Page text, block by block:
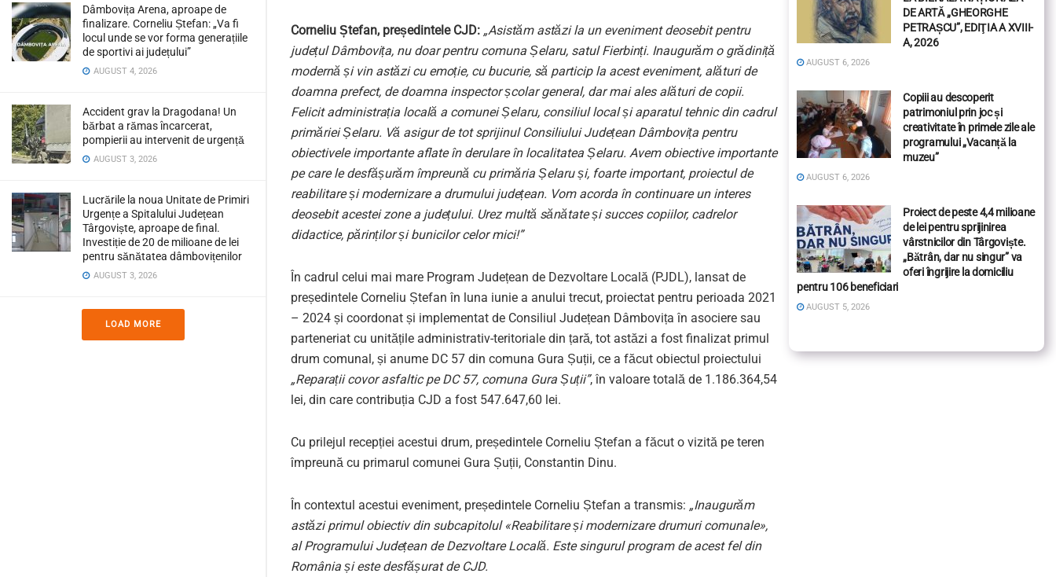
Dâmbovița Arena, aproape de
finalizare. Corneliu Ștefan: „Va fi
locul unde se vor forma generațiile
de sportivi ai județului”
AUGUST 4, 2026
Accident grav la Dragodana! Un
bărbat a rămas încarcerat,
pompierii au intervenit de urgență
AUGUST 3, 2026
Lucrările la noua Unitate de Primiri
Urgențe a Spitalului Județean
Târgoviște, aproape de final.
Investiție de 20 de milioane de lei
pentru sănătatea dâmbovițenilor
AUGUST 3, 2026
LOAD MORE
Corneliu Ștefan, președintele CJD: „Asistăm astăzi la un eveniment deosebit pentru
județul Dâmbovița, nu doar pentru comuna Șelaru, satul Fierbinți. Inaugurăm o grădiniță
modernă și vin astăzi cu emoție, cu bucurie, să particip la acest eveniment, alături de
doamna prefect, de doamna inspector școlar general, dar mai ales alături de copii.
Felicit administrația locală a comunei Șelaru, consiliul local și aparatul tehnic din cadrul
primăriei Șelaru. Vă asigur de tot sprijinul Consiliului Județean Dâmbovița pentru
obiectivele importante aflate în derulare în localitatea Șelaru. Avem obiective importante
pe care le desfășurăm împreună cu primăria Șelaru și, foarte important, proiectul de
reabilitare și modernizare a drumului județean. Vom acorda în continuare un interes
deosebit acestei zone a județului. Urez multă sănătate și succes copiilor, cadrelor
didactice, părinților și bunicilor celor mici!”
În cadrul celui mai mare Program Județean de Dezvoltare Locală (PJDL), lansat de
președintele Corneliu Ștefan în luna iunie a anului trecut, proiectat pentru perioada 2021
– 2024 și coordonat și implementat de Consiliul Județean Dâmbovița în asociere sau
parteneriat cu unitățile administrativ-teritoriale din țară, tot astăzi a fost finalizat primul
drum comunal, și anume DC 57 din comuna Gura Șuții, ce a făcut obiectul proiectului
„Reparații covor asfaltic pe DC 57, comuna Gura Șuții”, în valoare totală de 1.186.364,54
lei, din care contribuția CJD a fost 547.647,60 lei.
Cu prilejul recepției acestui drum, președintele Corneliu Ștefan a făcut o vizită pe teren
împreună cu primarul comunei Gura Șuții, Constantin Dinu.
În contextul acestui eveniment, președintele Corneliu Ștefan a transmis: „Inaugurăm
astăzi primul obiectiv din subcapitolul «Reabilitare și modernizare drumuri comunale»,
al Programului Județean de Dezvoltare Locală. Este singurul program de acest fel din
România și este desfășurat de CJD.
DE ARTĂ „GHEORGHE
PETRAȘCU”, EDIŢIA A XVIII-
A, 2026
AUGUST 6, 2026
Copiii au descoperit
patrimoniul prin joc și
creativitate în primele zile ale
programului „Vacanță la
muzeu”
AUGUST 6, 2026
Proiect de peste 4,4 milioane
de lei pentru sprijinirea
vârstnicilor din Târgoviște.
„Bătrân, dar nu singur” va
oferi îngrijire la domiciliu
pentru 106 beneficiari
AUGUST 5, 2026